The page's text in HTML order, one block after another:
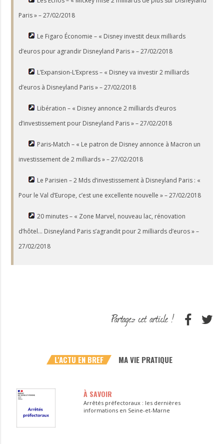
Paris » – 27/02/2018
Le Figaro Économie – « Disney investit deux milliards
d’euros pour agrandir Disneyland Paris » – 27/02/2018
L’Expansion-L’Express – « Disney va investir 2 milliards
d’euros à Disneyland Paris » – 27/02/2018
Libération – « Disney annonce 2 milliards d’euros
d’investissement pour Disneyland Paris » – 27/02/2018
Paris-Match – « Le patron de Disney annonce à Macron un
investissement de 2 milliards » – 27/02/2018
Le Parisien – 2 Mds d’investissement à Disneyland Paris : «
Pour le Val d’Europe, c’est une excellente nouvelle » – 27/02/2018
20 minutes – « Zone Marvel, nouveau lac, rénovation
d’hôtel… Disneyland Paris s’agrandit pour 2 milliards d’euros » –
27/02/2018
L'ACTU EN BREF MA VIE PRATIQUE
À SAVOIR
Arrêtés préfectoraux : les dernières
informations en Seine-et-Marne